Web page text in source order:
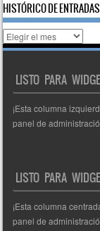
HISTÓRICO DE ENTRADAS
Histórico
de
LISTO PARA
¡Esta columna
panel de
LISTO PARA
¡Esta columna
panel de